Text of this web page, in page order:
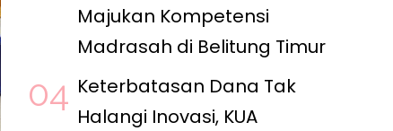
Majukan Kompetensi
Madrasah di Belitung Timur
Keterbatasan Dana Tak
Halangi Inovasi, KUA